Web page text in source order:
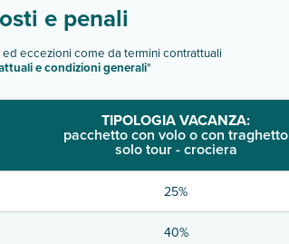
e penali
eccezioni come da termini contrattuali
e condizioni generali"
TIPOLOGIA VACANZA:
pacchetto con volo o con traghetto
solo tour - crociera
25%
40%